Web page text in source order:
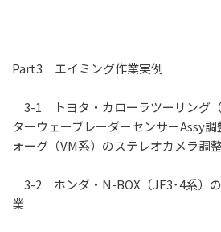
Part3 エイミング作業実例
3-1 トヨタ・カローラツーリング
ターウェーブレーダーセンサーAssy
ォーグ（VM系）のステレオカメラ調
3-2 ホンダ・N-BOX（JF3･4系）
業